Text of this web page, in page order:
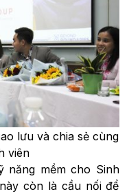
lưu và chia sẻ cùng
viên
năng mềm cho Sinh
còn là cầu nối để